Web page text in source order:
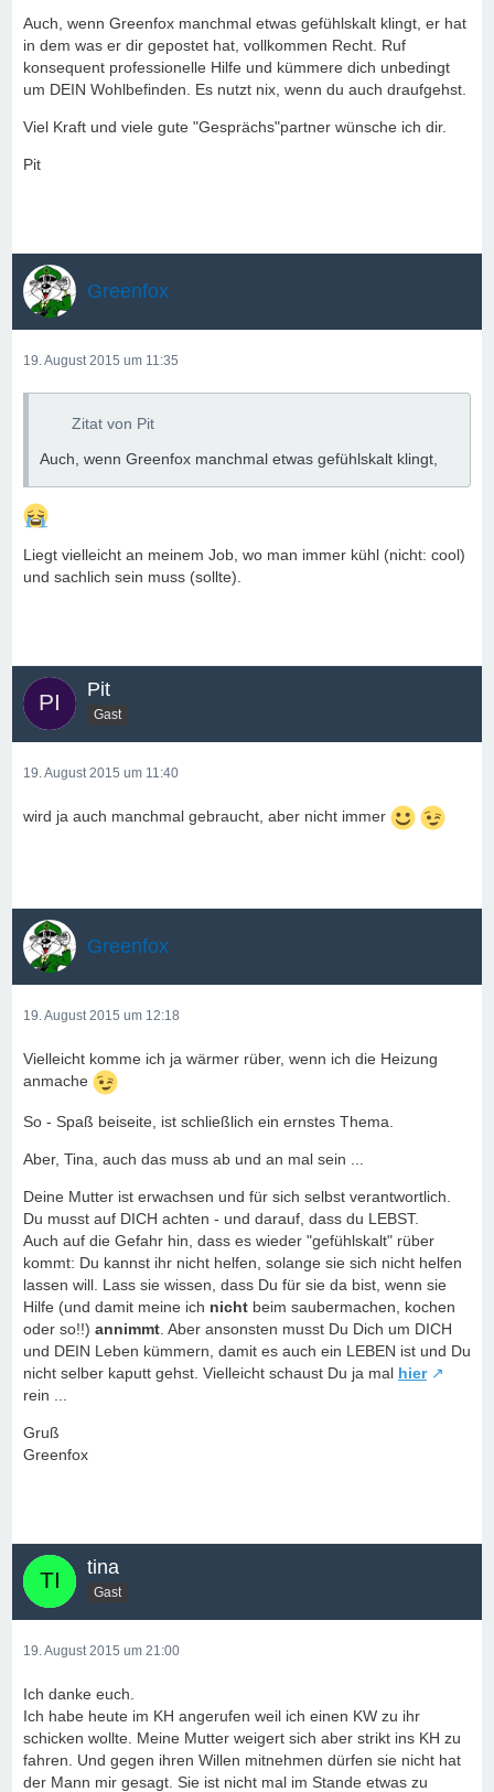
Auch, wenn Greenfox manchmal etwas gefühlskalt klingt, er hat
in dem was er dir gepostet hat, vollkommen Recht. Ruf
konsequent professionelle Hilfe und kümmere dich unbedingt
um DEIN Wohlbefinden. Es nutzt nix, wenn du auch draufgehst.
Viel Kraft und viele gute "Gesprächs"partner wünsche ich dir.
Pit
Greenfox
19. August 2015 um 11:35
Zitat von Pit
Auch, wenn Greenfox manchmal etwas gefühlskalt klingt,
Liegt vielleicht an meinem Job, wo man immer kühl (nicht: cool)
und sachlich sein muss (sollte).
Pit
Gast
19. August 2015 um 11:40
wird ja auch manchmal gebraucht, aber nicht immer
Greenfox
19. August 2015 um 12:18
Vielleicht komme ich ja wärmer rüber, wenn ich die Heizung
anmache
So - Spaß beiseite, ist schließlich ein ernstes Thema.
Aber, Tina, auch das muss ab und an mal sein ...
Deine Mutter ist erwachsen und für sich selbst verantwortlich.
Du musst auf DICH achten - und darauf, dass du LEBST.
Auch auf die Gefahr hin, dass es wieder "gefühlskalt" rüber
kommt: Du kannst ihr nicht helfen, solange sie sich nicht helfen
lassen will. Lass sie wissen, dass Du für sie da bist, wenn sie
Hilfe (und damit meine ich nicht beim saubermachen, kochen
oder so!!) annimmt . Aber ansonsten musst Du Dich um DICH
und DEIN Leben kümmern, damit es auch ein LEBEN ist und Du
nicht selber kaputt gehst. Vielleicht schaust Du ja mal hier
rein ...
Gruß
Greenfox
tina
Gast
19. August 2015 um 21:00
Ich danke euch.
Ich habe heute im KH angerufen weil ich einen KW zu ihr
schicken wollte. Meine Mutter weigert sich aber strikt ins KH zu
fahren. Und gegen ihren Willen mitnehmen dürfen sie nicht hat
der Mann mir gesagt. Sie ist nicht mal im Stande etwas zu